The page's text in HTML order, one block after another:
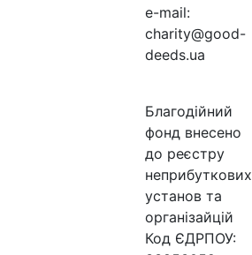
e-mail:
charity@good-
deeds.ua
Благодійний
фонд внесено
до реєстру
неприбуткових
установ та
організайцій
Код ЄДРПОУ: